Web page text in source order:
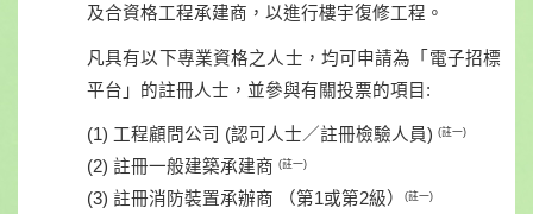
及合資格工程承建商 ， 以進行樓宇復修工程。
凡具有以下專業資格之人士，均可申請為「電子招標
平台」的註冊人士，並參與有關投票的項目 :
(1) 工程顧問公司 (認可人士／註冊檢驗人員) (註一)
(2) 註冊一般建築承建商 (註一)
(3) 註冊消防裝置承辦商 （第1或第2級） (註一)